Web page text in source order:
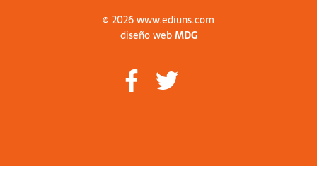
© 2026 www.ediuns.com
diseño webMDG